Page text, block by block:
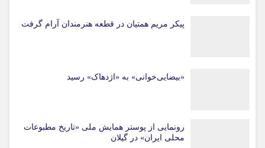
پیکر مریم همتیان در قطعه هنرمندان آرام گرفت
«بیضایی‌خوانی» به «اژدهاک» رسید
رونمایی از پوستر همایش ملی «تاریخ مطبوعات
محلی ایران» در گیلان